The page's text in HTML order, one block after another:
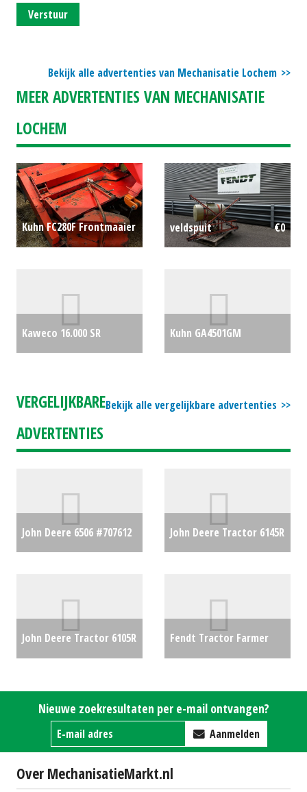
Verstuur
Bekijk alle advertenties van Mechanisatie Lochem
MEER ADVERTENTIES VAN MECHANISATIE
LOCHEM
Kuhn FC280F Frontmaaier
veldspuit €0
Kaweco 16.000 SR
Kuhn GA4501GM
Bekijk alle vergelijkbare advertenties
VERGELIJKBARE
ADVERTENTIES
John Deere 6506 #707612
John Deere Tractor 6145R
John Deere Tractor 6105R
Fendt Tractor Farmer
Nieuwe zoekresultaten per e-mail ontvangen?
Aanmelden
Over MechanisatieMarkt.nl